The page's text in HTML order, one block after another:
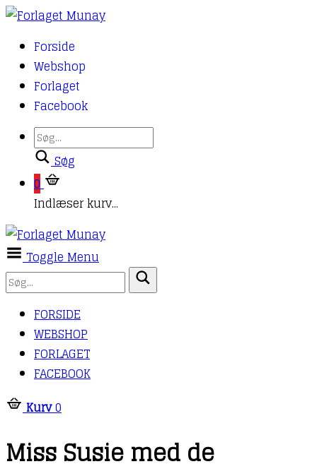
Forside
Webshop
Forlaget
Facebook
Søg
0
Indlæser kurv...
Toggle Menu
FORSIDE
WEBSHOP
FORLAGET
FACEBOOK
Kurv0
Miss Susie med de